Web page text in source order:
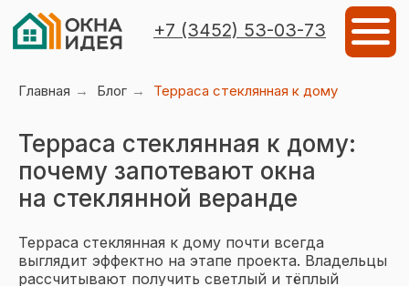
+7 (3452) 53-03-73
Главная → Блог → Терраса стеклянная к дому
Терраса стеклянная к дому:
почему запотевают окна
на стеклянной веранде
Терраса стеклянная к дому почти всегда
выглядит эффектно на этапе проекта. Владельцы
рассчитывают получить светлый и тёплый